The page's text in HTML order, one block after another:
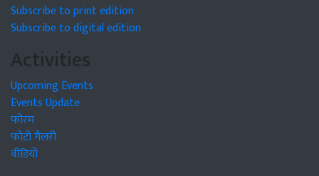
Subscribe to print edition
Subscribe to digital edition
Activities
Upcoming Events
Events Update
फोरम
फोटो गैलरी
वीडियो